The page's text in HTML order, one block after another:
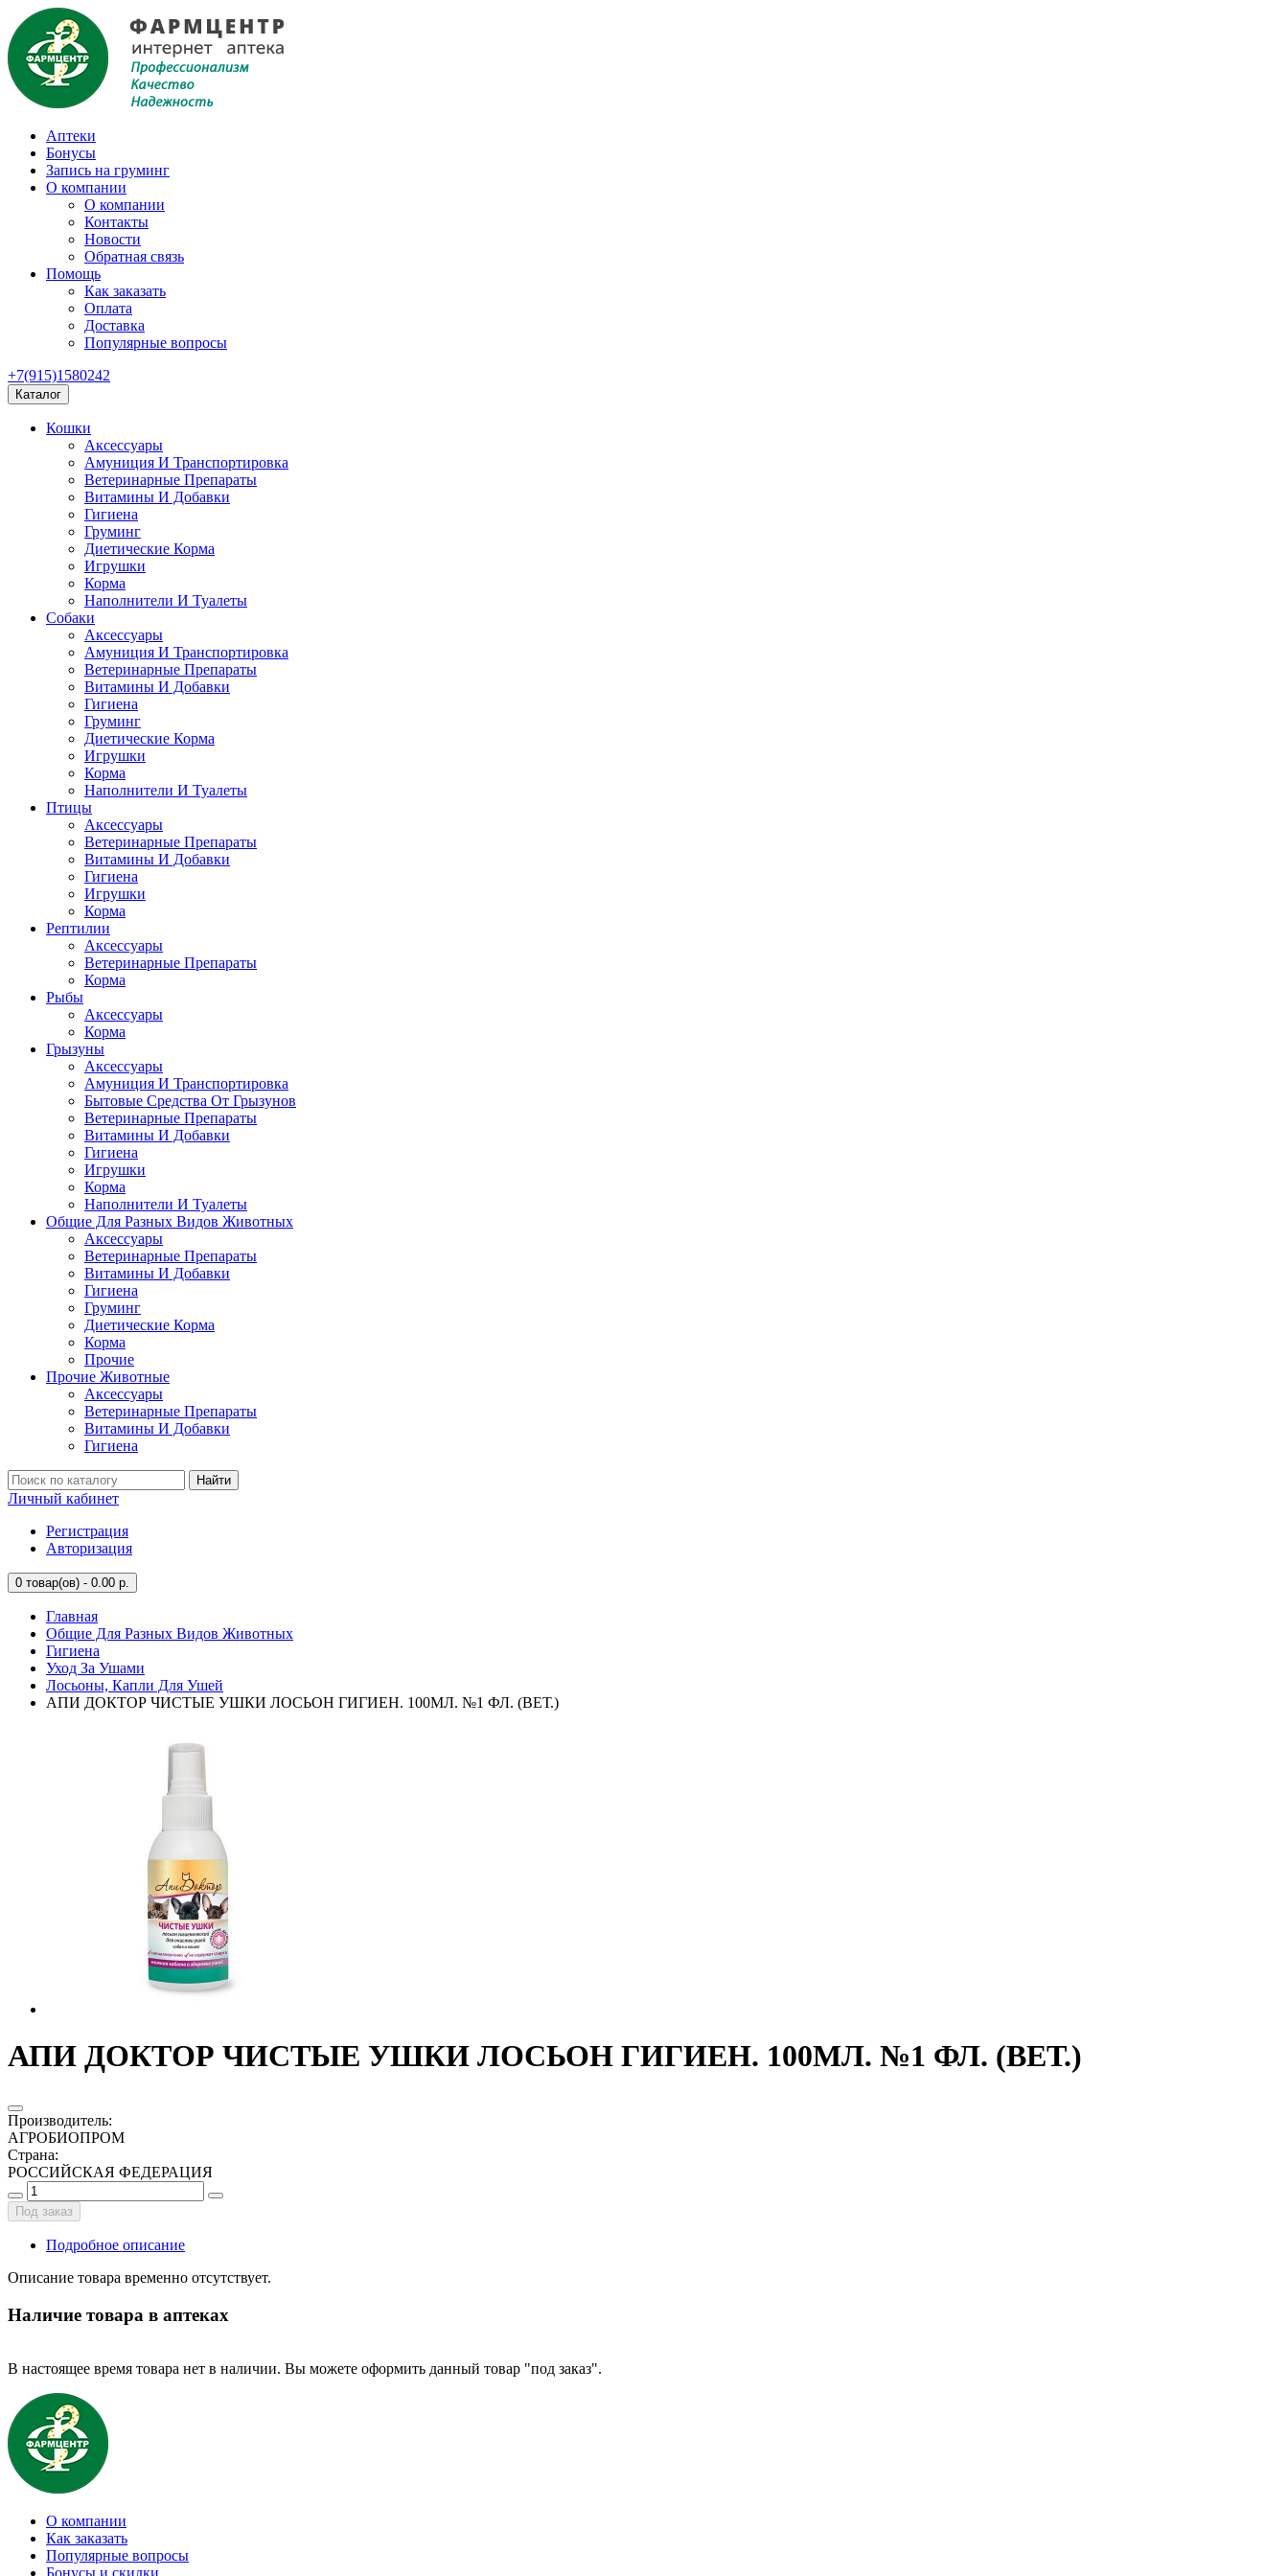
Аптеки
Бонусы
Запись на груминг
О компании
О компании
Контакты
Новости
Обратная связь
Помощь
Как заказать
Оплата
Доставка
Популярные вопросы
+7(915)1580242
Каталог
Кошки
Аксессуары
Амуниция И Транспортировка
Ветеринарные Препараты
Витамины И Добавки
Гигиена
Груминг
Диетические Корма
Игрушки
Корма
Наполнители И Туалеты
Собаки
Аксессуары
Амуниция И Транспортировка
Ветеринарные Препараты
Витамины И Добавки
Гигиена
Груминг
Диетические Корма
Игрушки
Корма
Наполнители И Туалеты
Птицы
Аксессуары
Ветеринарные Препараты
Витамины И Добавки
Гигиена
Игрушки
Корма
Рептилии
Аксессуары
Ветеринарные Препараты
Корма
Рыбы
Аксессуары
Корма
Грызуны
Аксессуары
Амуниция И Транспортировка
Бытовые Средства От Грызунов
Ветеринарные Препараты
Витамины И Добавки
Гигиена
Игрушки
Корма
Наполнители И Туалеты
Общие Для Разных Видов Животных
Аксессуары
Ветеринарные Препараты
Витамины И Добавки
Гигиена
Груминг
Диетические Корма
Корма
Прочие
Прочие Животные
Аксессуары
Ветеринарные Препараты
Витамины И Добавки
Гигиена
Найти
Личный кабинет
Регистрация
Авторизация
0 товар(ов) - 0.00 р.
Главная
Общие Для Разных Видов Животных
Гигиена
Уход За Ушами
Лосьоны, Капли Для Ушей
АПИ ДОКТОР ЧИСТЫЕ УШКИ ЛОСЬОН ГИГИЕН. 100МЛ. №1 ФЛ. (ВЕТ.)
АПИ ДОКТОР ЧИСТЫЕ УШКИ ЛОСЬОН ГИГИЕН. 100МЛ. №1 ФЛ. (ВЕТ.)
Производитель:
АГРОБИОПРОМ
Страна:
РОССИЙСКАЯ ФЕДЕРАЦИЯ
Под заказ
Подробное описание
Описание товара временно отсутствует.
Наличие товара в аптеках
В настоящее время товара нет в наличии. Вы можете оформить данный товар "под заказ".
О компании
Как заказать
Популярные вопросы